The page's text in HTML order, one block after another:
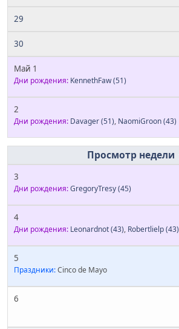
29
30
Май 1
Дни рождения: KennethFaw(51)
2
Дни рождения: Davager(51), NaomiGroon(43)
3
Дни рождения:GregoryTresy(45)
4
Дни рождения: Leonardnot(43), Robertlielp(43)
5
Праздники:Cinco de Mayo
6